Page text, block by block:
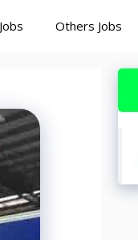
Others Jobs